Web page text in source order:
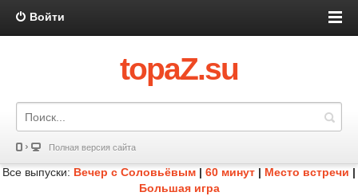
Войти
topaZ.su
Полная версия сайта
Все выпуски: Вечер с Соловьёвым | 60 минут | Место встречи |
Большая игра